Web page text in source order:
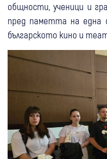
общности, ученици и
пред паметта на една
българското кино и